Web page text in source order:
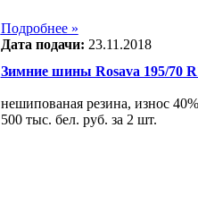
Подробнее »
Дата подачи: 23.11.2018
Зимние шины Rosava 195/70
нешипованая резина, износ
500 тыс. бел. руб. за 2 шт.